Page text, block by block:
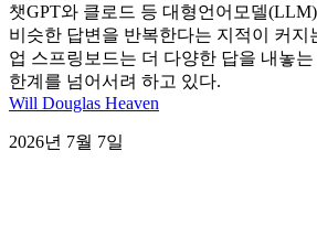
챗GPT와 클로드 등 대형언어모델
비슷한 답변을 반복한다는 지적이 커지
업 스프링보드는 더 다양한 답을 내놓
한계를 넘어서려 하고 있다.
Will Douglas Heaven
2026년 7월 7일